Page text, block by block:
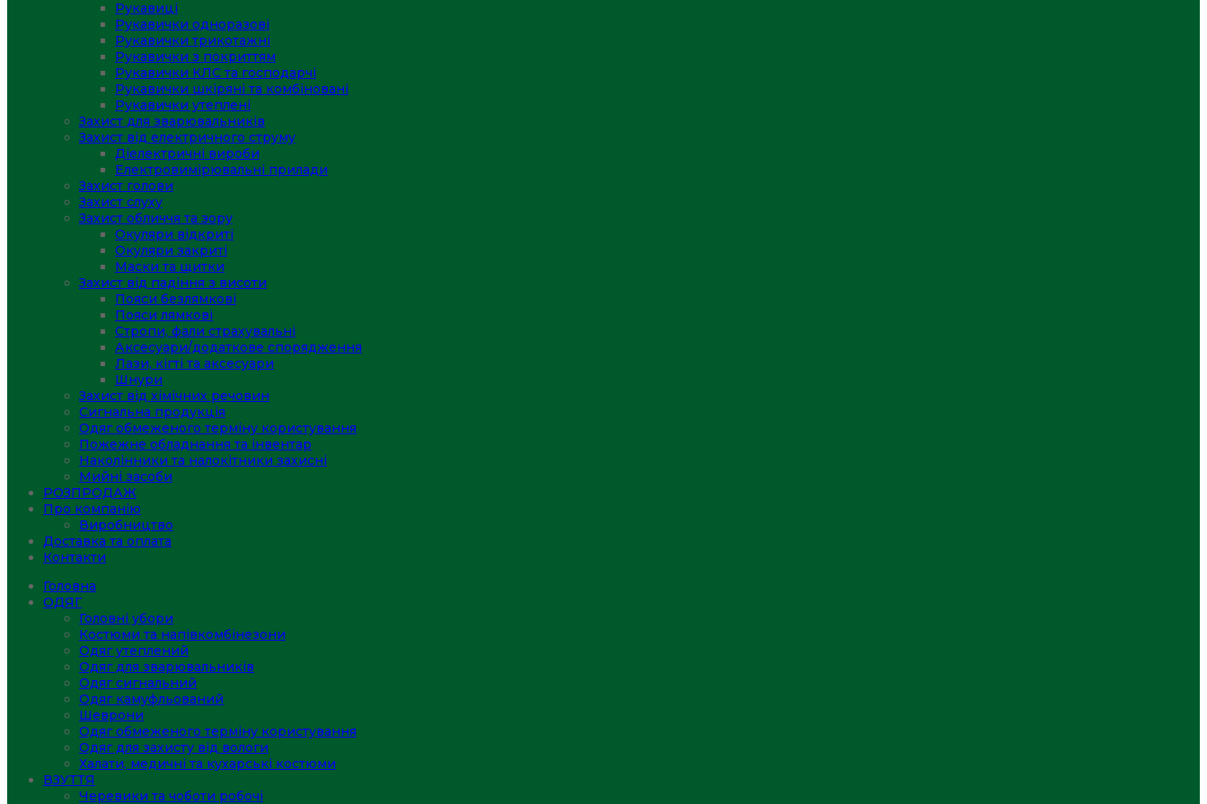
Рукавиці
Рукавички одноразові
Рукавички трикотажні
Рукавички з покриттям
Рукавички КЛС та господарчі
Рукавички шкіряні та комбіновані
Рукавички утеплені
Захист для зварювальників
Захист від електричного струму
Діелектричні вироби
Електровимірювальні прилади
Захист голови
Захист слуху
Захист обличчя та зору
Окуляри відкриті
Окуляри закриті
Маски та щитки
Захист від падіння з висоти
Пояси безлямкові
Пояси лямкові
Стропи, фали страхувальні
Аксесуари/додаткове спорядження
Лази, кігті та аксесуари
Шнури
Захист від хімічних речовин
Сигнальна продукція
Одяг обмеженого терміну користування
Пожежне обладнання та інвентар
Наколінники та налокітники захисні
Мийні засоби
РОЗПРОДАЖ
Про компанію
Виробництво
Доставка та оплата
Контакти
Головна
ОДЯГ
Головні убори
Костюми та напівкомбінезони
Одяг утеплений
Одяг для зварювальників
Одяг сигнальний
Одяг камуфльований
Шеврони
Одяг обмеженого терміну користування
Одяг для захисту від вологи
Халати, медичні та кухарські костюми
ВЗУТТЯ
Черевики та чоботи робочі